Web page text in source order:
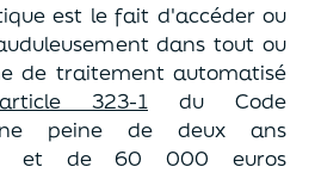
est le fait d'accéder ou
dans tout ou
de traitement automatisé
article 323-1 du Code
peine de deux ans
et de 60 000 euros